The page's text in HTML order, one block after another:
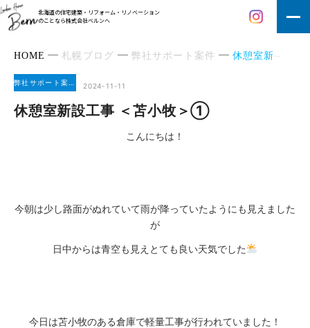
北海道の住宅建築・リフォーム・リノベーション
のことなら株式会社ベルンへ
HOME 札幌ブログ 弊社サポート案件 休憩室新設工事 ＜苫小牧＞①
弊社サポート案件 2024-11-11
休憩室新設工事 ＜苫小牧＞①
こんにちは！
今朝は少し路面がぬれていて雨が降っていたようにも見えました
が
日中からは青空も見えとても良い天気でした
今日は苫小牧のある倉庫で軽量工事が行われていました！